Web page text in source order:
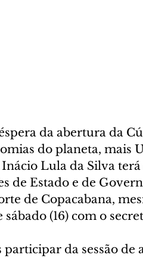
da abertura da
do planeta, mais
Lula da Silva
de Estado e de
de Copacabana,
sábado (16) com o
participar da sessão de